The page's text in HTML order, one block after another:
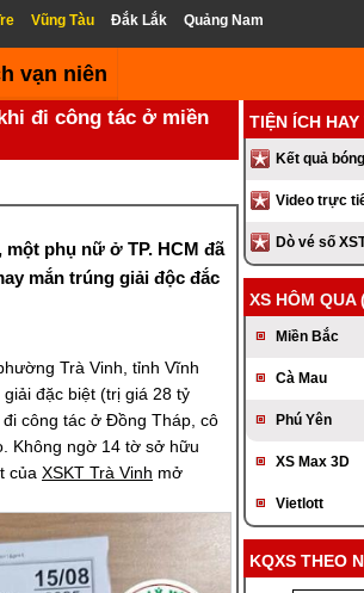
Vũng Tàu Đắk Lắk Quảng Nam
vạn niên
đi công tác ở miền
phụ nữ ở TP. HCM đã
mắn trúng giải độc đắc
Trà Vinh, tỉnh Vĩnh
đặc biệt (trị giá 28 tỷ
công tác ở Đồng Tháp, cô
Không ngờ 14 tờ sở hữu
của XSKT Trà Vinh mở
TIỆN ÍCH HAY
Kết quả
Video trực
Dò vé số
XS HÔM QUA
Miền Bắc
Cà Mau
Phú Yên
XS Max 3D
Vietlott
KQXS THEO